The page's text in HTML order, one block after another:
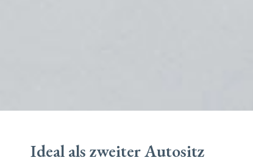
Ideal als zweiter Autositz